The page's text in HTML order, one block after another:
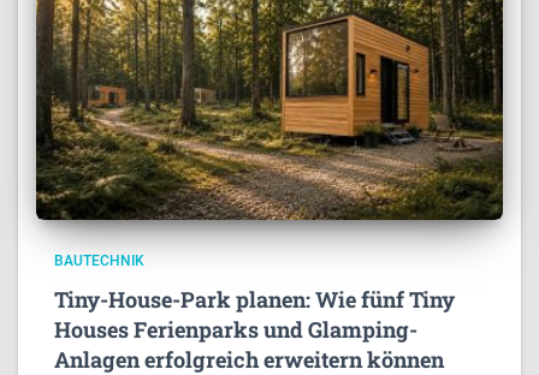
BAUTECHNIK
Tiny-House-Park planen: Wie fünf Tiny
Houses Ferienparks und Glamping-
Anlagen erfolgreich erweitern können